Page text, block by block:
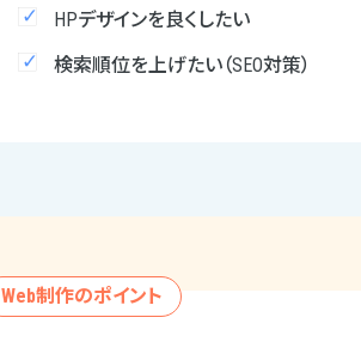
HPデザインを良くしたい
検索順位を上げたい（SEO対策）
Web制作のポイント